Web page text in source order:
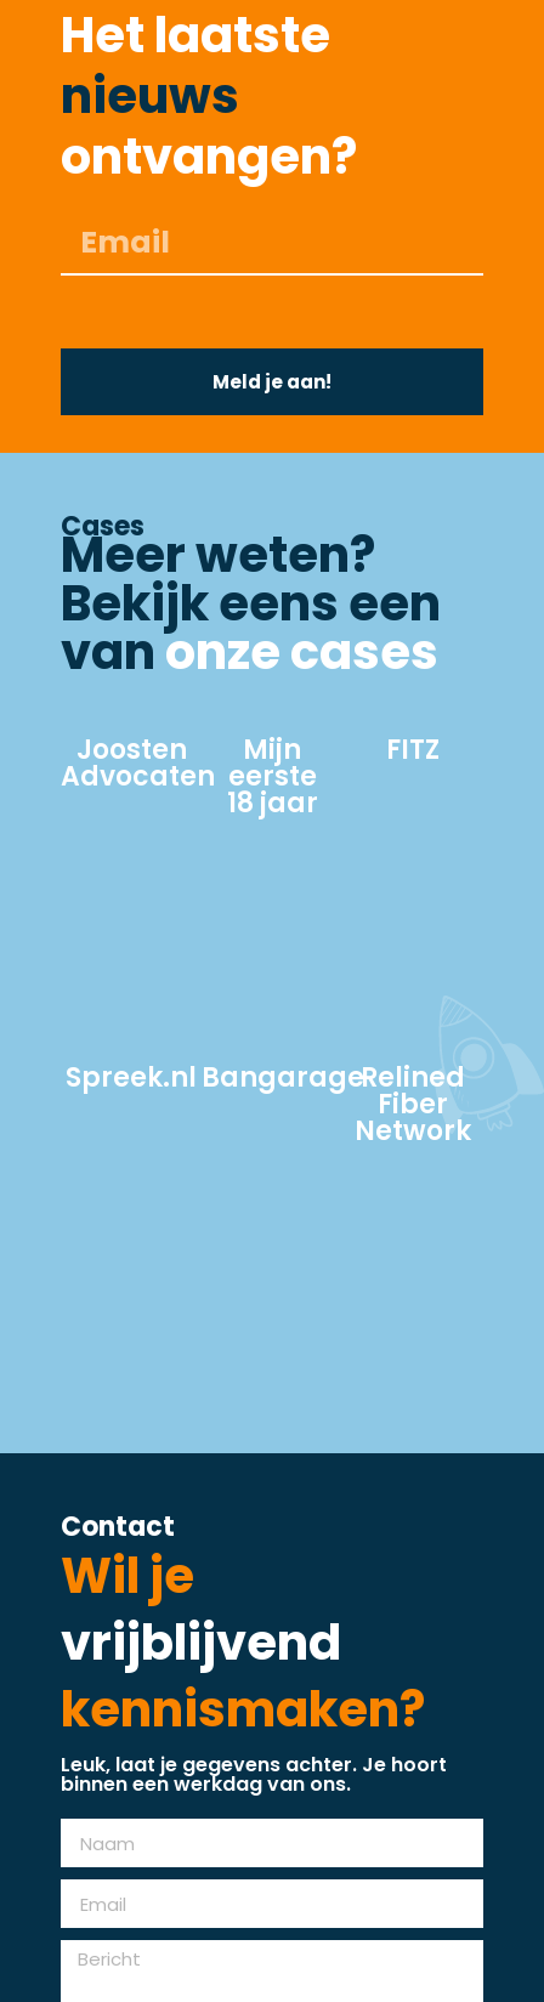
Het laatste
nieuws
ontvangen?
Meld je aan!
Cases
Meer weten?
Bekijk eens een
vanonze cases
Joosten
Advocaten
Mijn
eerste
18 jaar
FITZ
Spreek.nl BangarageRelined
Fiber
Network
Contact
Wil je
vrijblijvend
kennismaken?
Leuk, laat je gegevens achter. Je hoort
binnen een werkdag van ons.